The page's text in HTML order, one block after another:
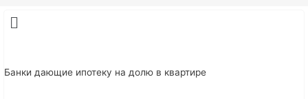
Банки дающие ипотеку на долю в квартире